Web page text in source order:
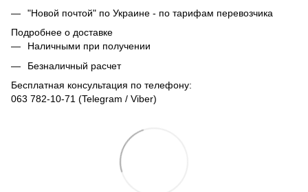
"Новой почтой" по Украине - по тарифам перевозчика
Подробнее о доставке
Наличными при получении
Безналичный расчет
Бесплатная консультация по телефону:
063 782-10-71 (Telegram / Viber)